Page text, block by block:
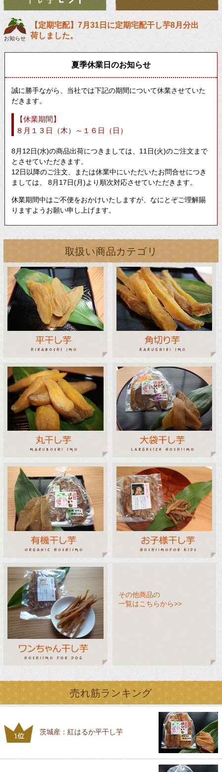
お知らせ
【定期宅配】7月31日に定期宅配干し芋8月分出
荷しました。
夏季休業日のお知らせ
誠に勝手ながら、当社では下記の期間について休業させていた
だきます。
【休業期間】
８月１３日（木）～１６日（日）
8月12日(水)の商品出荷につきましては、11日(火)のご注文まで
とさせていただきます。
12日以降のご注文、または休業中にいただいたお問合せにつき
ましては、 8月17日(月)より順次対応させていただきます。
休業期間中はご不便をおかけいたしますが、なにとぞご理解賜
りますようお願い申し上げます。
取扱い商品カテゴリ
その他商品の
一覧はこちらから>>
売れ筋ランキング
茨城産：紅はるか平干し芋